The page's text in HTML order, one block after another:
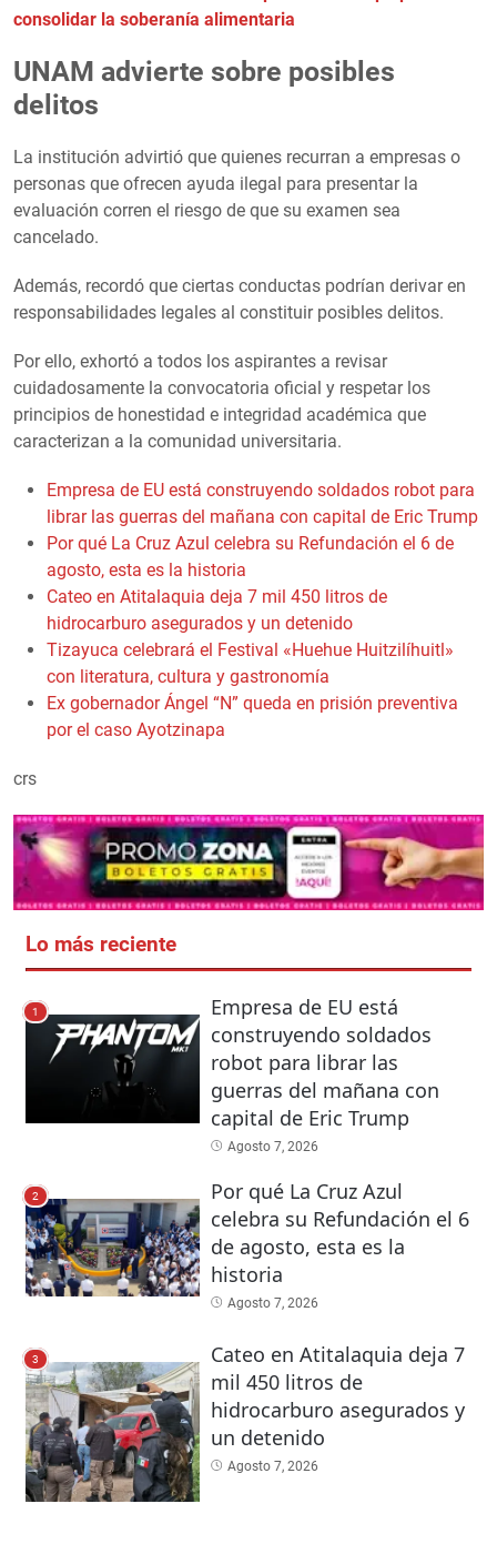
consolidar la soberanía alimentaria
UNAM advierte sobre posibles
delitos
La institución advirtió que quienes recurran a empresas o
personas que ofrecen ayuda ilegal para presentar la
evaluación corren el riesgo de que su examen sea
cancelado.
Además, recordó que ciertas conductas podrían derivar en
responsabilidades legales al constituir posibles delitos.
Por ello, exhortó a todos los aspirantes a revisar
cuidadosamente la convocatoria oficial y respetar los
principios de honestidad e integridad académica que
caracterizan a la comunidad universitaria.
Empresa de EU está construyendo soldados robot para
librar las guerras del mañana con capital de Eric Trump
Por qué La Cruz Azul celebra su Refundación el 6 de
agosto, esta es la historia
Cateo en Atitalaquia deja 7 mil 450 litros de
hidrocarburo asegurados y un detenido
Tizayuca celebrará el Festival «Huehue Huitzilíhuitl»
con literatura, cultura y gastronomía
Ex gobernador Ángel “N” queda en prisión preventiva
por el caso Ayotzinapa
crs
Lo más reciente
1
Empresa de EU está
construyendo soldados
robot para librar las
guerras del mañana con
capital de Eric Trump
Agosto 7, 2026
2
Por qué La Cruz Azul
celebra su Refundación el 6
de agosto, esta es la
historia
Agosto 7, 2026
3
Cateo en Atitalaquia deja 7
mil 450 litros de
hidrocarburo asegurados y
un detenido
Agosto 7, 2026